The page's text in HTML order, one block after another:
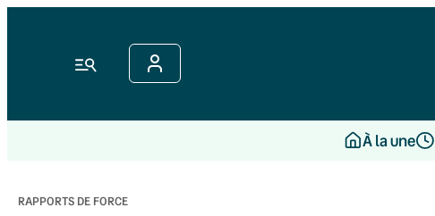
Menu
À la une
RAPPORTS DE FORCE